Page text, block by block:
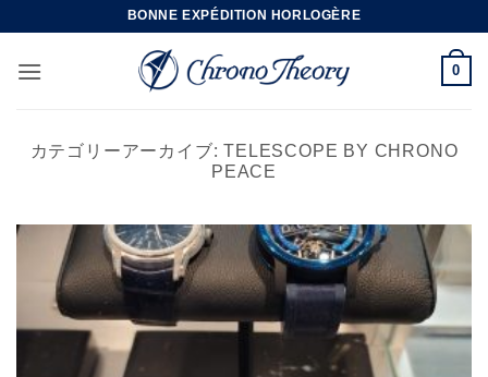
to
content
BONNE EXPÉDITION HORLOGÈRE
0
カテゴリーアーカイブ:TELESCOPE BY CHRONO
PEACE